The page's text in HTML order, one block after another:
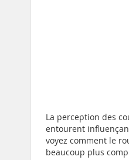
La perception des
entourent
voyez comment le
beaucoup plus